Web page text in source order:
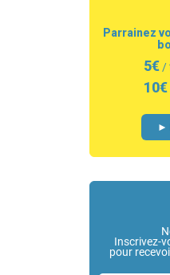
Parrainez
5€ /
10€
►
Inscrivez-
pour